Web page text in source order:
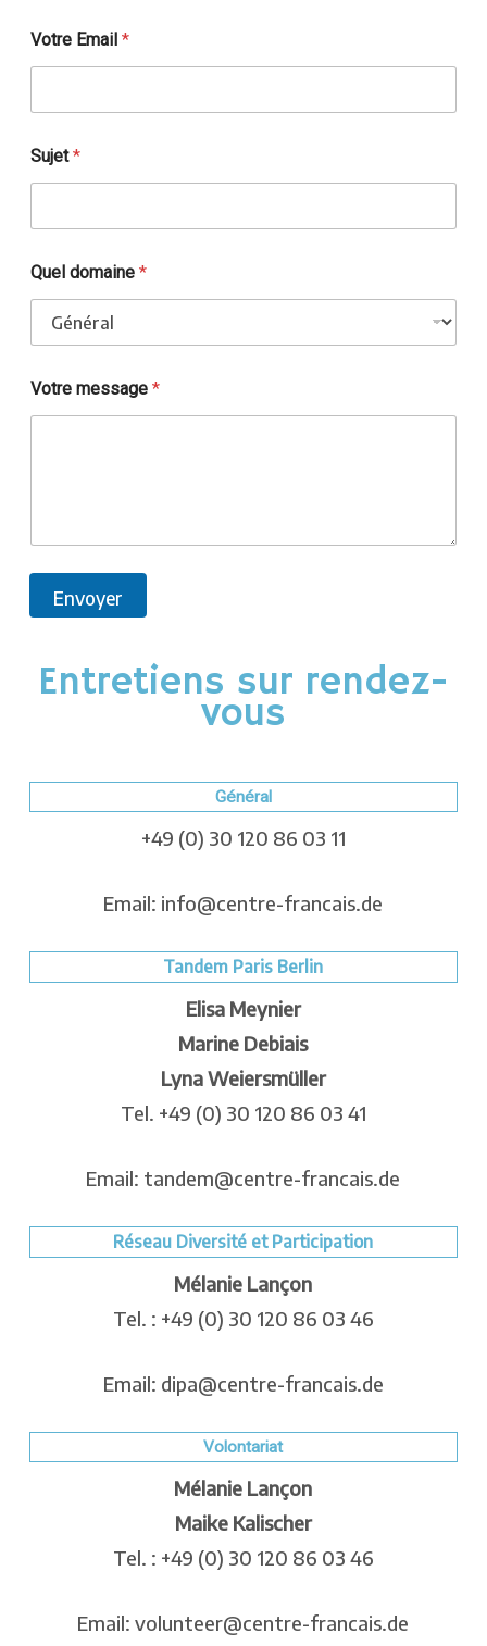
e
V
o
r
*
Votre Email *
Sujet*
Quel domaine *
Votre message *
Envoyer
Entretiens sur rendez-
vous
Général
+49 (0) 30 120 86 03 11
Email: info@centre-francais.de
Tandem Paris Berlin
Elisa Meynier
Marine Debiais
Lyna Weiersmüller
Tel. +49 (0) 30 120 86 03 41
Email: tandem@centre-francais.de
Réseau Diversité et Participation
Mélanie Lançon
Tel. : +49 (0) 30 120 86 03 46
Email: dipa@centre-francais.de
Volontariat
Mélanie Lançon
Maike Kalischer
Tel. : +49 (0) 30 120 86 03 46
Email: volunteer@centre-francais.de